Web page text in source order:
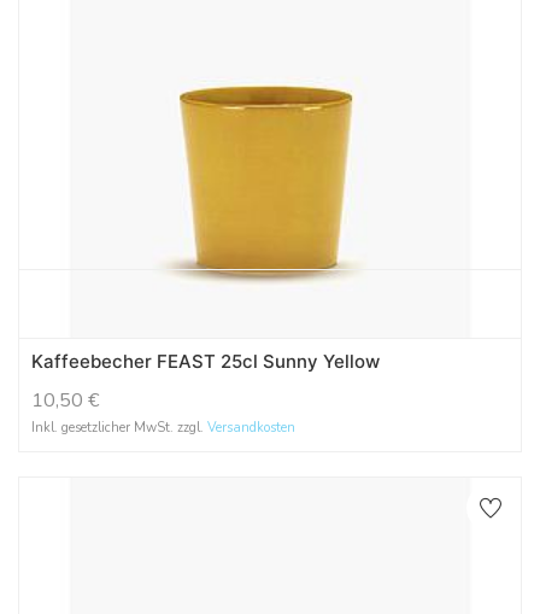
Kaffeebecher FEAST 25cl Sunny Yellow
10,50 €
Inkl. gesetzlicher MwSt. zzgl. Versandkosten